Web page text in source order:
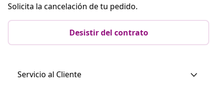
Solicita la cancelación de tu pedido.
Desistir del contrato
Servicio al Cliente